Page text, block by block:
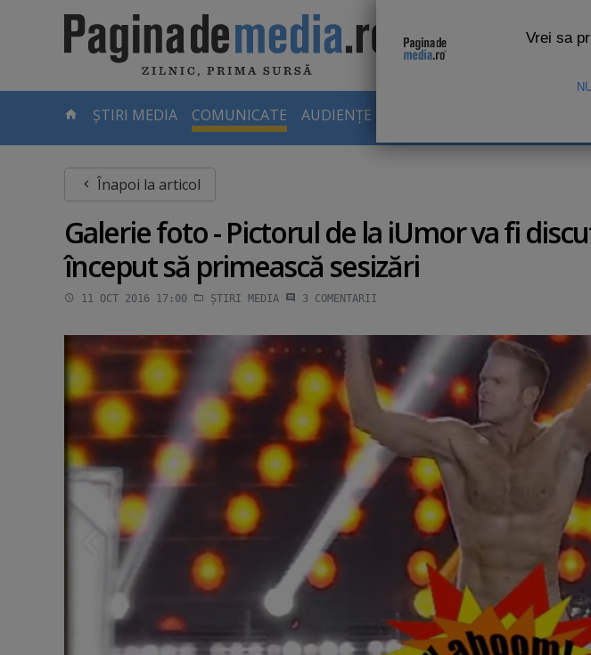
ȘTIRI MEDIA COMUNICATE AUDIENȚE TV
Înapoi la articol
Galerie foto - Pictorul de la iUmor va fi
început să primească sesizări
11 OCT 2016 17:00 ȘTIRI MEDIA 3 COMENTARII
Vrei sa